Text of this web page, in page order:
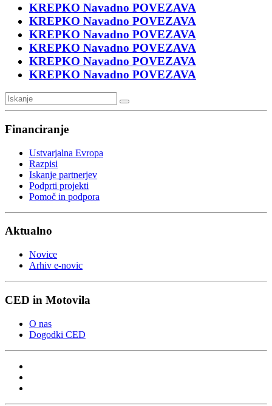
KREPKO Navadno POVEZAVA
KREPKO Navadno POVEZAVA
KREPKO Navadno POVEZAVA
KREPKO Navadno POVEZAVA
KREPKO Navadno POVEZAVA
KREPKO Navadno POVEZAVA
Financiranje
Ustvarjalna Evropa
Razpisi
Iskanje partnerjev
Podprti projekti
Pomoč in podpora
Aktualno
Novice
Arhiv e-novic
CED in Motovila
O nas
Dogodki CED